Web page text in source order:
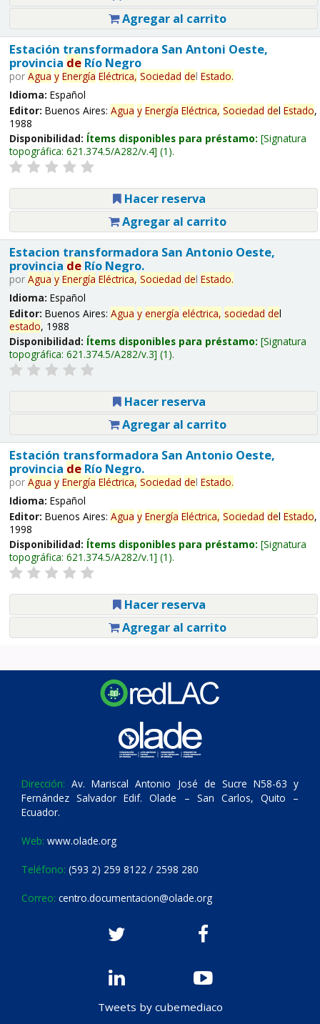
Agregar al carrito
Estación transformadora San Antoni Oeste,
provincia deRío Negro
por Agua y Energía Eléctrica, Sociedad del Estado.
Idioma: Español
Editor: Buenos Aires: Agua y Energía Eléctrica, Sociedad del Estado,
1988
Disponibilidad: Ítems disponibles para préstamo: Signatura
topográfica: 621.374.5/A282/v.4 (1).
Hacer reserva
Agregar al carrito
Estacion transformadora San Antonio Oeste,
provincia deRío Negro.
por Agua y Energía Eléctrica, Sociedad del Estado.
Idioma: Español
Editor: Buenos Aires: Agua y energía eléctrica, sociedad del
estado, 1988
Disponibilidad: Ítems disponibles para préstamo: Signatura
topográfica: 621.374.5/A282/v.3 (1).
Hacer reserva
Agregar al carrito
Estación transformadora San Antonio Oeste,
provincia deRío Negro.
por Agua y Energía Eléctrica, Sociedad del Estado.
Idioma: Español
Editor: Buenos Aires: Agua y Energía Eléctrica, Sociedad del Estado,
1998
Disponibilidad: Ítems disponibles para préstamo: Signatura
topográfica: 621.374.5/A282/v.1 (1).
Hacer reserva
Agregar al carrito
Dirección: Av. Mariscal Antonio José de Sucre N58-63 y
Fernández Salvador Edif. Olade – San Carlos, Quito –
Ecuador.
Web: www.olade.org
Teléfono: (593 2) 259 8122 / 2598 280
Correo: centro.documentacion@olade.org
Tweets by cubemediaco